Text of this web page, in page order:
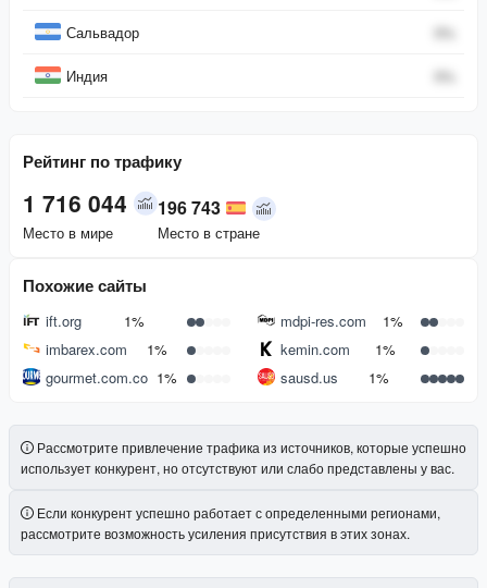
Сальвадор 0%
Индия 0%
Рейтинг по трафику
1 716 044
Место в мире
196 743
Место в стране
Похожие сайты
ift.org 1% mdpi-res.com
1%
imbarex.com
1% kemin.com
1%
gourmet.com.co 1% sausd.us 1%
Рассмотрите привлечение трафика из источников, которые успешно
использует конкурент, но отсутствуют или слабо представлены у вас.
Если конкурент успешно работает с определенными регионами,
рассмотрите возможность усиления присутствия в этих зонах.